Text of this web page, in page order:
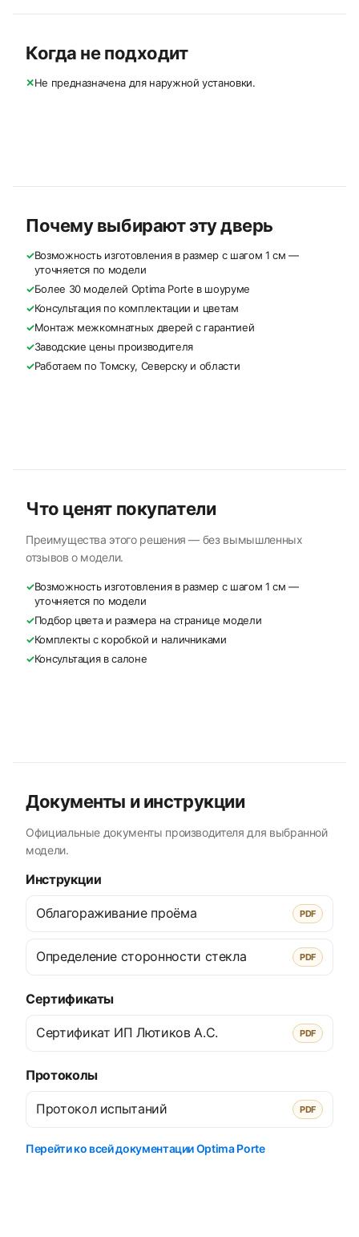
Когда не подходит
✕Не предназначена для наружной установки.
Почему выбирают эту дверь
✓Возможность изготовления в размер с шагом 1 см —
уточняется по модели
✓Более 30 моделей Optima Porte в шоуруме
✓Консультация по комплектации и цветам
✓Монтаж межкомнатных дверей с гарантией
✓Заводские цены производителя
✓Работаем по Томску, Северску и области
Что ценят покупатели
Преимущества этого решения — без вымышленных
отзывов о модели.
✓Возможность изготовления в размер с шагом 1 см —
уточняется по модели
✓Подбор цвета и размера на странице модели
✓Комплекты с коробкой и наличниками
✓Консультация в салоне
Документы и инструкции
Официальные документы производителя для выбранной
модели.
Инструкции
Облагораживание проёма PDF
Определение сторонности стекла PDF
Сертификаты
Сертификат ИП Лютиков А.С. PDF
Протоколы
Протокол испытаний PDF
Перейти ко всей документации Optima Porte